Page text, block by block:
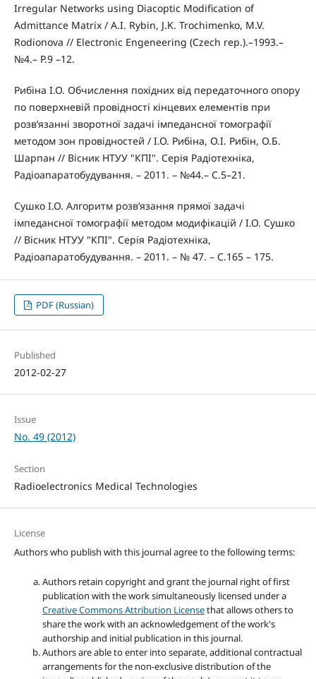
Irregular Networks using Diacoptic Modification of
Admittance Matrix / A.I. Rybin, J.K. Trochimenko, M.V.
Rodionova // Electronic Engeneering (Czech rep.).–1993.–
№4.– P.9 –12.
Рибіна І.О. Обчислення похідних від передаточного опору
по поверхневій провідності кінцевих елементів при
розв’язанні зворотної задачі імпедансної томографії
методом зон провідностей / І.О. Рибіна, О.І. Рибін, О.Б.
Шарпан // Вісник НТУУ "КПІ". Серія Радіотехніка,
Радіоапаратобудування. – 2011. – №44.– С.5–21.
Сушко І.О. Алгоритм розв’язання прямої задачі
імпедансної томографії методом модифікацій / І.О. Сушко
// Вісник НТУУ "КПІ". Серія Радіотехніка,
Радіоапаратобудування. – 2011. – № 47. – С.165 – 175.
PDF (Russian)
Published
2012-02-27
Issue
No. 49 (2012)
Section
Radioelectronics Medical Technologies
License
Authors who publish with this journal agree to the following terms:
Authors retain copyright and grant the journal right of first
publication with the work simultaneously licensed under a
Creative Commons Attribution Licensethat allows others to
share the work with an acknowledgement of the work's
authorship and initial publication in this journal.
Authors are able to enter into separate, additional contractual
arrangements for the non-exclusive distribution of the